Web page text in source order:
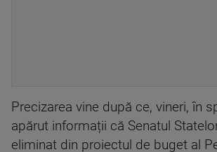
Precizarea vine după ce, vineri, în
apărut informații că Senatul
eliminat din proiectul de buget al